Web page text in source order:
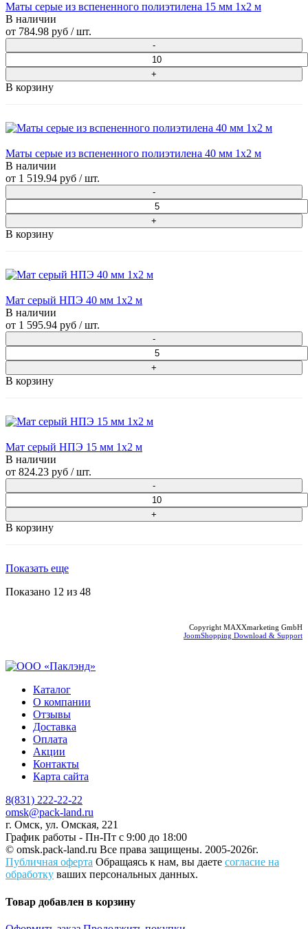
Маты серые из вспененного полиэтилена 15 мм 1x2 м
В наличии
от 784.98 руб / шт.
В корзину
Маты серые из вспененного полиэтилена 40 мм 1x2 м
В наличии
от 1 519.94 руб / шт.
В корзину
Мат серый НПЭ 40 мм 1х2 м
В наличии
от 1 595.94 руб / шт.
В корзину
Мат серый НПЭ 15 мм 1х2 м
В наличии
от 824.23 руб / шт.
В корзину
Показать еще
Показано 12 из 48
Copyright MAXXmarketing GmbH
JoomShopping Download & Support
Каталог
О компании
Отзывы
Доставка
Оплата
Акции
Контакты
Карта сайта
8(831) 222-22-22
omsk@pack-land.ru
г. Омск, ул. Омская, 221
График работы - Пн-Пт с 9:00 до 18:00
© omsk.pack-land.ru Все права защищены. 2005-2026г.
Публичная оферта Обращаясь к нам, вы даете согласие на
обработку ваших персональных данных.
Товар добавлен в корзину